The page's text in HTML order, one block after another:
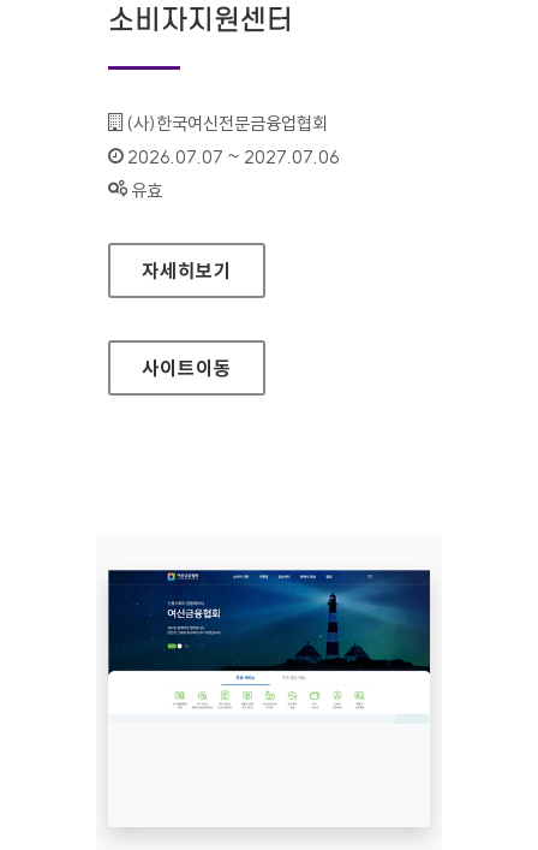
소비자지원센터
기관명 :
(사)한국여신전문금융업협회
인증기간 :
2026.07.07 ~ 2027.07.06
상태 :
유효
여신금융협회 소비자지원센터
자세히보기
사이트이동